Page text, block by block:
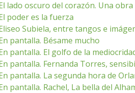
lado oscuro del corazón. Una
poder es la fuerza
Subiela, entre tangos e
pantalla. Bésame mucho
pantalla. El golfo de la
pantalla. Fernanda Torres,
pantalla. La segunda hora de
pantalla. Rachel, La bella del